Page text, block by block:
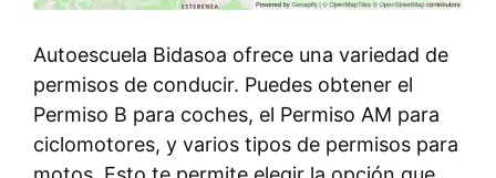
Autoescuela Bidasoa ofrece una variedad de
permisos de conducir. Puedes obtener el
Permiso B para coches, el Permiso AM para
ciclomotores, y varios tipos de permisos para